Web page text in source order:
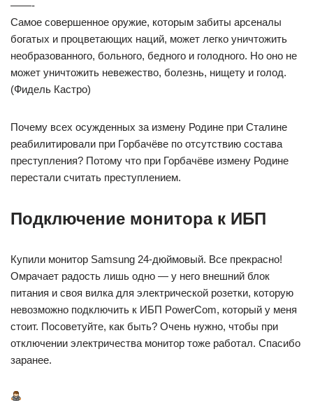
——-
Самое совершенное оружие, которым забиты арсеналы
богатых и процветающих наций, может легко уничтожить
необразованного, больного, бедного и голодного. Но оно не
может уничтожить невежество, болезнь, нищету и голод.
(Фидель Кастро)
Почему всех осужденных за измену Родине при Сталине
реабилитировали при Горбачёве по отсутствию состава
преступления? Потому что при Горбачёве измену Родине
перестали считать преступлением.
Подключение монитора к ИБП
Купили монитор Samsung 24-дюймовый. Все прекрасно!
Омрачает радость лишь одно — у него внешний блок
питания и своя вилка для электрической розетки, которую
невозможно подключить к ИБП PowerCom, который у меня
стоит. Посоветуйте, как быть? Очень нужно, чтобы при
отключении электричества монитор тоже работал. Спасибо
заранее.